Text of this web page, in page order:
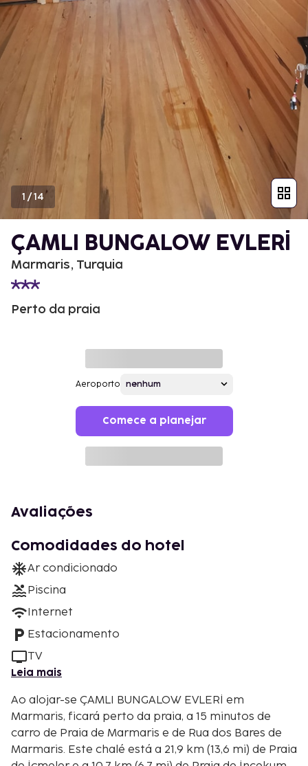
1 /14
ÇAMLI BUNGALOW EVLERİ
Marmaris, Turquia
Perto da praia
Aeroporto
Comece a planejar
Avaliações
Comodidades do hotel
Ar condicionado
Piscina
Internet
Estacionamento
TV
Leia mais
Ao alojar-se ÇAMLI BUNGALOW EVLERİ em
Marmaris, ficará perto da praia, a 15 minutos de
carro de Praia de Marmaris e de Rua dos Bares de
Marmaris. Este chalé está a 21,9 km (13,6 mi) de Praia